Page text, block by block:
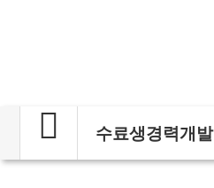
수료생경력개발